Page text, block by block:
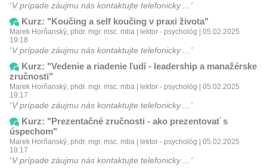
V prípade záujmu nás kontaktujte telefonicky ...
Kurz: "Koučing a self koučing v praxi života"
Marek Horňanský, phdr. mgr. msc. mba | lektor - psychológ | 05.02.2025
19:18
V prípade záujmu nás kontaktujte telefonicky ...
Kurz: "Vedenie a riadenie ľudí - leadership a manažérske
zručnosti"
Marek Horňanský, phdr. mgr. msc. mba | lektor - psychológ | 05.02.2025
19:17
V prípade záujmu nás kontaktujte telefonicky ...
Kurz: "Prezentačné zručnosti - ako prezentovať s
úspechom"
Marek Horňanský, phdr. mgr. msc. mba | lektor - psychológ | 05.02.2025
19:17
V prípade záujmu nás kontaktujte telefonicky ...